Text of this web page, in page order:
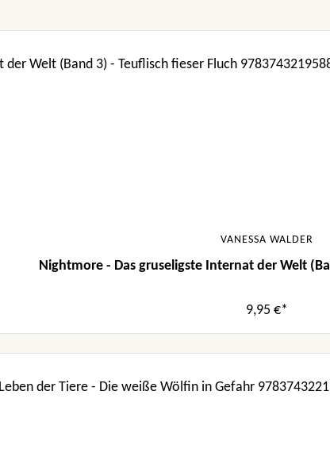
VANESSA WALDER
Nightmore - Das gruseligste Internat der Welt
9,95 €*